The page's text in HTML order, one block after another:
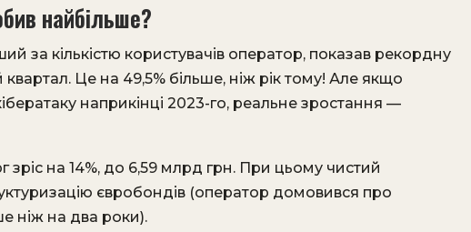
найбільше?
за кількістю користувачів оператор, показав рекордну
Це на 49,5% більше, ніж рік тому! Але якщо
наприкінці 2023-го, реальне зростання —
зріс на 14%, до 6,59 млрд грн. При цьому чистий
євробондів (оператор домовився про
ніж на два роки).